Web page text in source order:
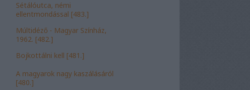
Sétálóutca, némi
ellentmondással [483.]
Múltidéző - Magyar Színház,
1962. [482.]
Bojkottálni kell [481.]
A magyarok nagy kaszálásáról
[480.]